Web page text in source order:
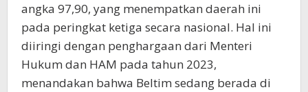
angka 97,90, yang menempatkan daerah ini
pada peringkat ketiga secara nasional. Hal ini
diiringi dengan penghargaan dari Menteri
Hukum dan HAM pada tahun 2023,
menandakan bahwa Beltim sedang berada di